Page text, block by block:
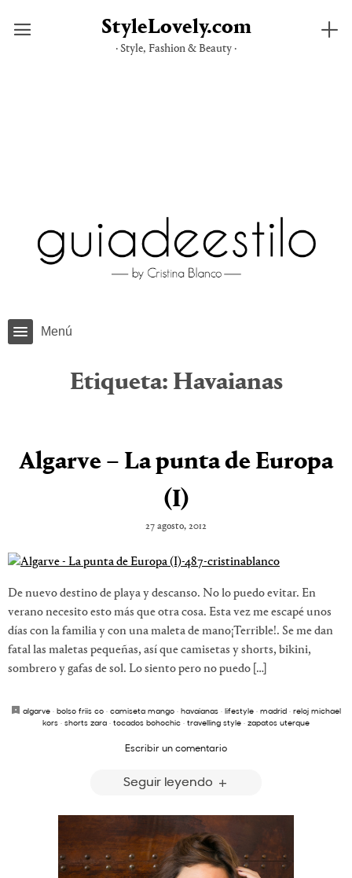
StyleLovely.com
· Style, Fashion & Beauty ·
Menú
Etiqueta: Havaianas
Algarve – La punta de Europa
(I)
27 agosto, 2012
De nuevo destino de playa y descanso. No lo puedo evitar. En
verano necesito esto más que otra cosa. Esta vez me escapé unos
días con la familia y con una maleta de mano¡Terrible!. Se me dan
fatal las maletas pequeñas, así que camisetas y shorts, bikini,
sombrero y gafas de sol. Lo siento pero no puedo […]
algarve · bolso friis co · camiseta mango · havaianas · lifestyle · madrid · reloj michael
kors · shorts zara · tocados bohochic · travelling style · zapatos uterque
Escribir un comentario
Seguir leyendo